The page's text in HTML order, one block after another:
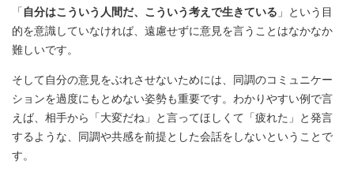
「自分はこういう人間だ、こういう考えで生きている 」という目
的を意識していなければ、遠慮せずに意見を言うことはなかなか
難しいです。
そして自分の意見をぶれさせないためには、同調のコミュニケー
ションを過度にもとめない姿勢も重要です。わかりやすい例で言
えば、相手から「大変だね」と言ってほしくて「疲れた」と発言
するような、同調や共感を前提とした会話をしないということで
す。